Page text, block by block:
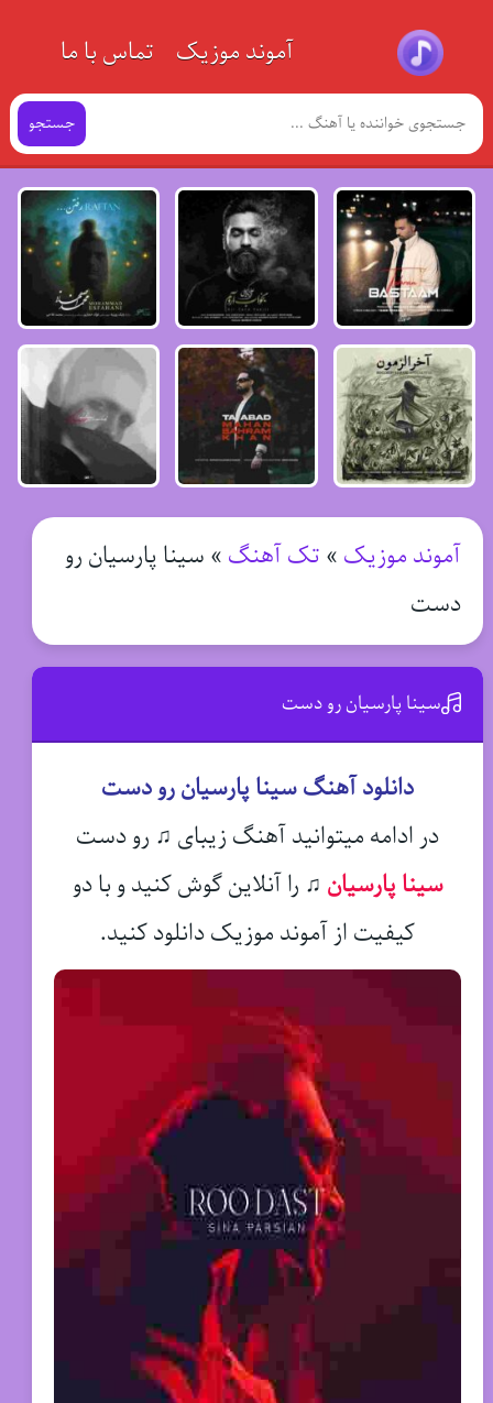
آموند موزیک تماس با ما
جستجو
آموند موزیک » تک آهنگ » سینا پارسیان رو
دست
سینا پارسیان رو دست
دانلود آهنگ سینا پارسیان رو دست
در ادامه میتوانید آهنگ زیبای ♫ رو دست
سینا پارسیان ♫ را آنلاین گوش کنید و با دو
کیفیت از آموند موزیک دانلود کنید.